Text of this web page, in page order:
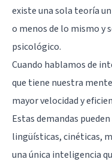
existe una sola teoría
o menos de lo mismo y
psicológico.
Cuando hablamos de
que tiene nuestra
mayor velocidad y
Estas demandas
lingüísticas, cinéticas,
una única inteligencia